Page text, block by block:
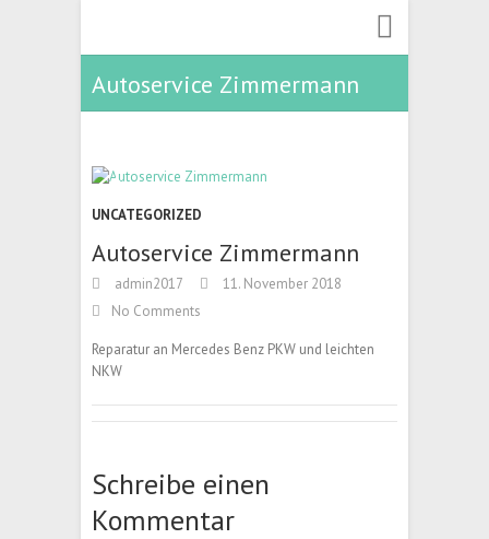
Autoservice Zimmermann
UNCATEGORIZED
Autoservice Zimmermann
admin2017
11. November 2018
No Comments
Reparatur an Mercedes Benz PKW und leichten
NKW
Schreibe einen
Kommentar